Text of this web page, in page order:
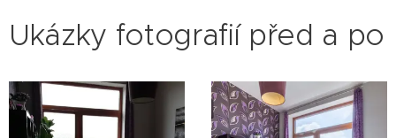
Ukázky fotografií před a po